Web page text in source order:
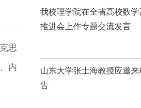
思
内